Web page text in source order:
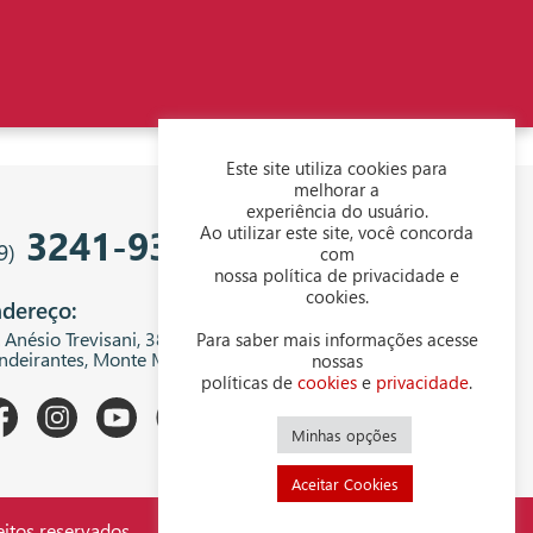
3241-9343
Anésio Trevisani, 380 - Centro Empresarial
Monte Mor - SP, 13199-300
Este site utiliza cookies para
melhorar a
experiência do usuário.
Ao utilizar este site, você concorda
com
nossa política de privacidade e
cookies.
Para saber mais informações acesse
nossas
políticas de cookies e privacidade.
Minhas opções
Aceitar Cookies